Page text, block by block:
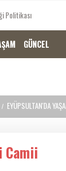
Politikası
GÜNCEL
EYÜPSULTAN'DA
Camii